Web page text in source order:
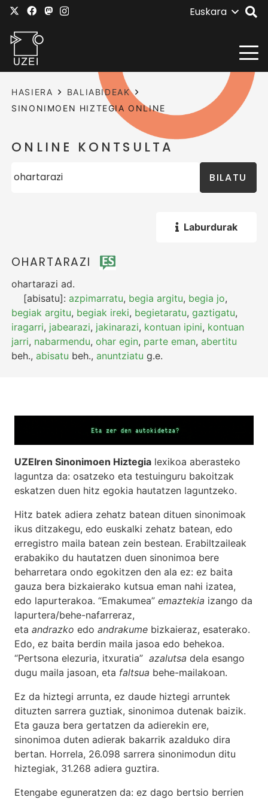
Euskara
HASIERA
BALIABIDEAK
SINONIMOEN HIZTEGIA ONLINE
ONLINE KONTSULTA
BILATU
Laburdurak
OHARTARAZI
ohartarazi ad.
[abisatu]:azpimarratu, begia argitu, begia jo,
begiak argitu, begiak ireki, begietaratu,gaztigatu,
iragarri, jabearazi, jakinarazi, kontuan ipini, kontuan
jarri, nabarmendu,ohar egin, parte eman,abertitu
beh.,abisatu beh.,anuntziatu g.e.
UZEIren Sinonimoen Hiztegia lexikoa aberasteko
laguntza da: osatzeko eta testuinguru bakoitzak
eskatzen duen hitz egokia hautatzen laguntzeko.
Hitz batek adiera zehatz batean dituen sinonimoak
ikus ditzakegu, edo euskalki zehatz batean, edo
erregistro maila batean zein bestean. Erabiltzaileak
erabakiko du hautatzen duen sinonimoa bere
beharretara ondo egokitzen den ala ez: ez baita
gauza bera bizkaierako kutsua eman nahi izatea,
edo lapurterakoa. “Emakumea” emaztekia izango da
lapurtera/behe-nafarreraz,
eta andrazko edo andrakume bizkaieraz, esaterako.
Edo, ez baita berdin maila jasoa edo behekoa.
“Pertsona elezuria, itxuratia” azalutsa dela esango
dugu maila jasoan, eta faltsua behe-mailakoan.
Ez da hiztegi arrunta, ez daude hiztegi arruntek
dituzten sarrera guztiak, sinonimoa dutenak baizik.
Eta gauza bera gertatzen da adierekin ere,
sinonimoa duten adierak bakarrik azalduko dira
bertan. Horrela, 26.098 sarrera sinonimodun ditu
hiztegiak, 31.268 adiera guztira.
Etengabe eguneratzen da: ez dago bertsio berrien